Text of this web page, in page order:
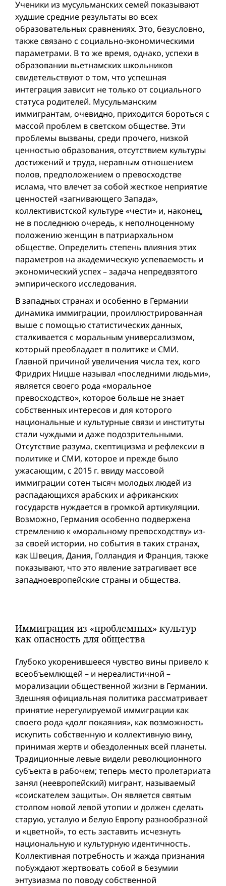
Ученики из мусульманских семей показывают
худшие средние результаты во всех
образовательных сравнениях. Это, безусловно,
также связано с социально-экономическими
параметрами. В то же время, однако, успехи в
образовании вьетнамских школьников
свидетельствуют о том, что успешная
интеграция зависит не только от социального
статуса родителей. Мусульманским
иммигрантам, очевидно, приходится бороться с
массой проблем в светском обществе. Эти
проблемы вызваны, среди прочего, низкой
ценностью образования, отсутствием культуры
достижений и труда, неравным отношением
полов, предположением о превосходстве
ислама, что влечет за собой жесткое неприятие
ценностей «загнивающего Запада»,
коллективистской культуре «чести» и, наконец,
не в последнюю очередь, к неполноценному
положению женщин в патриархальном
обществе. Определить степень влияния этих
параметров на академическую успеваемость и
экономический успех – задача непредвзятого
эмпирического исследования.
В западных странах и особенно в Германии
динамика иммиграции, проиллюстрированная
выше с помощью статистических данных,
сталкивается с моральным универсализмом,
который преобладает в политике и СМИ.
Главной причиной увеличения числа тех, кого
Фридрих Ницше называл «последними людьми»,
является своего рода «моральное
превосходство», которое больше не знает
собственных интересов и для которого
национальные и культурные связи и институты
стали чуждыми и даже подозрительными.
Отсутствие разума, скептицизма и рефлексии в
политике и СМИ, которое и прежде было
ужасающим, с 2015 г. ввиду массовой
иммиграции сотен тысяч молодых людей из
распадающихся арабских и африканских
государств нуждается в громкой артикуляции.
Возможно, Германия особенно подвержена
стремлению к «моральному превосходству» из-
за своей истории, но события в таких странах,
как Швеция, Дания, Голландия и Франция, также
показывают, что это явление затрагивает все
западноевропейские страны и общества.
Иммиграция из «проблемных» культур
как опасность для общества
Глубоко укоренившееся чувство вины привело к
всеобъемлющей – и нереалистичной –
морализации общественной жизни в Германии.
Здешняя официальная политика рассматривает
принятие нерегулируемой иммиграции как
своего рода «долг покаяния», как возможность
искупить собственную и коллективную вину,
принимая жертв и обездоленных всей планеты.
Традиционные левые видели революционного
субъекта в рабочем; теперь место пролетариата
занял (неевропейский) мигрант, называемый
«соискателем защиты». Он является святым
столпом новой левой утопии и должен сделать
старую, усталую и белую Европу разнообразной
и «цветной», то есть заставить исчезнуть
национальную и культурную идентичность.
Коллективная потребность и жажда признания
побуждают жертвовать собой в безумии
энтузиазма по поводу собственной